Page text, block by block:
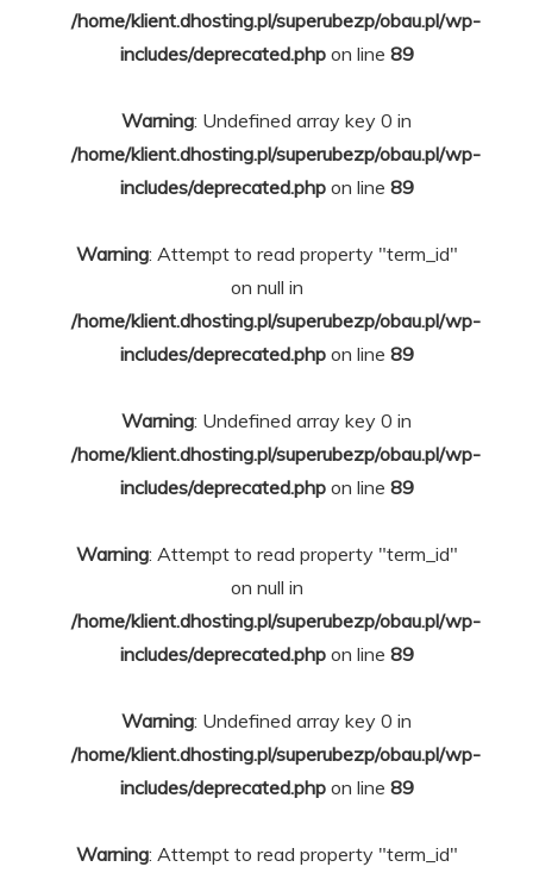
/home/klient.dhosting.pl/superubezp/obau.pl/wp-
includes/deprecated.phpon line 89
Warning: Undefined array key 0 in
/home/klient.dhosting.pl/superubezp/obau.pl/wp-
includes/deprecated.phpon line 89
Warning: Attempt to read property "term_id"
on null in
/home/klient.dhosting.pl/superubezp/obau.pl/wp-
includes/deprecated.phpon line 89
Warning: Undefined array key 0 in
/home/klient.dhosting.pl/superubezp/obau.pl/wp-
includes/deprecated.phpon line 89
Warning: Attempt to read property "term_id"
on null in
/home/klient.dhosting.pl/superubezp/obau.pl/wp-
includes/deprecated.phpon line 89
Warning: Undefined array key 0 in
/home/klient.dhosting.pl/superubezp/obau.pl/wp-
includes/deprecated.phpon line 89
Warning: Attempt to read property "term_id"